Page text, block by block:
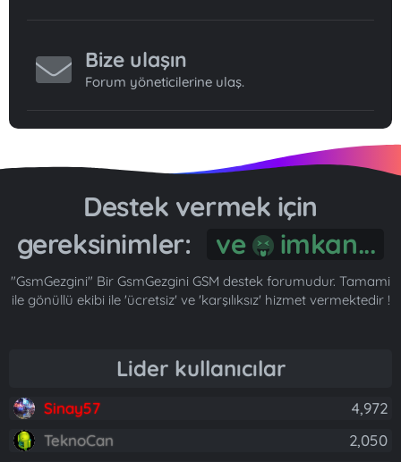
Bize ulaşın
Forum yöneticilerine ulaş.
Destek vermek için
gereksinimler:
Gönül...
"GsmGezgini" Bir GsmGezgini GSM destek forumudur. Tamami
ile gönüllü ekibi ile 'ücretsiz' ve 'karşılıksız' hizmet vermektedir !
Lider kullanıcılar
Sinay57
4,972
TeknoCan
2,050